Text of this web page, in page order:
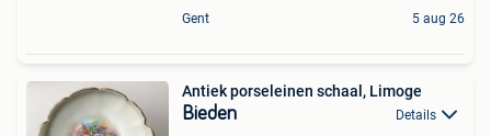
Gent 5 aug 26
Antiek porseleinen schaal, Limoge
Bieden Details